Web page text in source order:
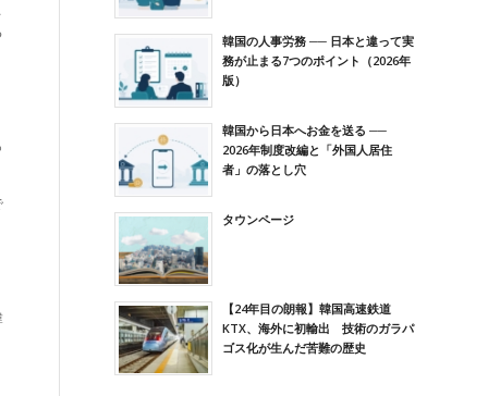
韓国の人事労務 ── 日本と違って実
務が止まる7つのポイント（2026年
版）
韓国から日本へお金を送る ──
2026年制度改編と「外国人居住
者」の落とし穴
タウンページ
【24年目の朗報】韓国高速鉄道
KTX、海外に初輸出 技術のガラパ
ゴス化が生んだ苦難の歴史